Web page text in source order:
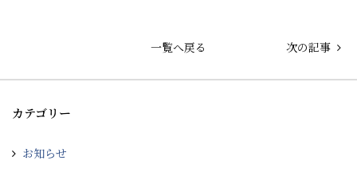
一覧へ戻る 次の記事
カテゴリー
お知らせ